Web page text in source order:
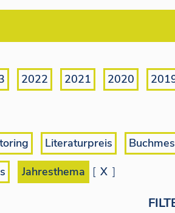
2022 2021 2020
Literaturpreis
Jahresthema [ X ]